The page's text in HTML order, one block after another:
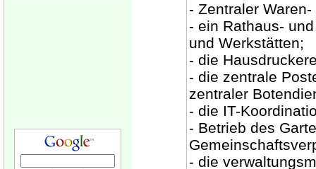
- Zentraler
- ein Rathaus-
und Werkstätten;
- die
- die zentrale
zentraler
- die IT-
- Betrieb des
- die